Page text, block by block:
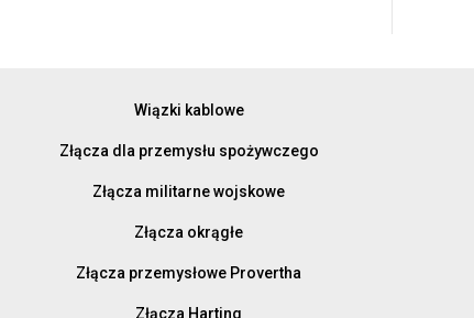
Wiązki kablowe
Złącza dla przemysłu spożywczego
Złącza militarne wojskowe
Złącza okrągłe
Złącza przemysłowe Provertha
Złącza Harting